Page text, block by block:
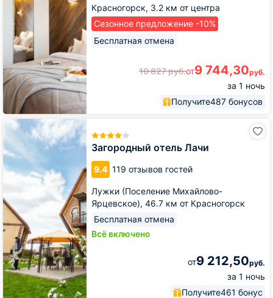
Красногорск, 3.2 км от центра
Сезонное предложение -10%
Бесплатная отмена
10 827руб.от9 744,30руб.
за 1 ночь
Получите487 бонусов
Загородный отель Лачи
9.4 119 отзывов гостей
Лужки (Поселение Михайлово-
Ярцевское), 46.7 км от Красногорск
Бесплатная отмена
Всё включено
от9 212,50руб.
за 1 ночь
Получите461 бонус
Загородный